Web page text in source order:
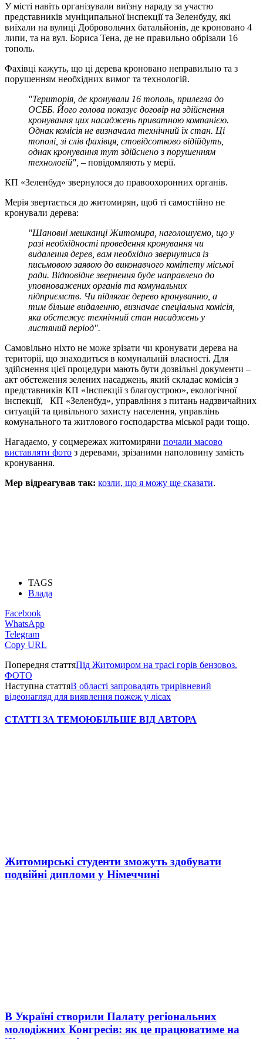
У місті навіть організували виїзну нараду за участю
представників муніципальної інспекції та Зеленбуду, які
виїхали на вулиці Добровольчих батальйонів, де кроновано 4
липи, та на вул. Бориса Тена, де не правильно обрізали 16
тополь.
Фахівці кажуть, що ці дерева кроновано неправильно та з
порушенням необхідних вимог та технологій.
"Територія, де кронували 16 тополь, прилегла до
ОСББ. Його голова показує договір на здійснення
кронування цих насаджень приватною компанією.
Однак комісія не визначала технічний їх стан. Ці
тополі, зі слів фахівця, стовідсотково відійдуть,
однак кронування тут здійснено з порушенням
технологій", – повідомляють у мерії.
КП «Зеленбуд» звернулося до правоохоронних органів.
Мерія звертається до житомирян, щоб ті самостійно не
кронували дерева:
"Шановні мешканці Житомира, наголошуємо, що у
разі необхідності проведення кронування чи
видалення дерев, вам необхідно звернутися із
письмовою заявою до виконавчого комітету міської
ради. Відповідне звернення буде направлено до
уповноважених органів та комунальних
підприємств. Чи підлягає дерево кронуванню, а
тим більше видаленню, визначає спеціальна комісія,
яка обстежує технічний стан насаджень у
листяний період".
Самовільно ніхто не може зрізати чи кронувати дерева на
території, що знаходиться в комунальній власності. Для
здійснення цієї процедури мають бути дозвільні документи –
акт обстеження зелених насаджень, який складає комісія з
представників КП «Інспекції з благоустрою», екологічної
інспекції, КП «Зеленбуд», управління з питань надзвичайних
ситуацій та цивільного захисту населення, управлінь
комунального та житлового господарства міської ради тощо.
Нагадаємо, у соцмережах житомиряни почали масово
виставляти фото з деревами, зрізаними наполовину замість
кронування.
Мер відреагував так: козли, що я можу ще сказати.
TAGS
Влада
Facebook
WhatsApp
Telegram
Copy URL
Попередня статтяПід Житомиром на трасі горів бензовоз.
ФОТО
Наступна статтяВ області запровадять трирівневий
відеонагляд для виявлення пожеж у лісах
СТАТТІ ЗА ТЕМОЮБІЛЬШЕ ВІД АВТОРА
Житомирські студенти зможуть здобувати
подвійні дипломи у Німеччині
В Україні створили Палату регіональних
молодіжних Конгресів: як це працюватиме на